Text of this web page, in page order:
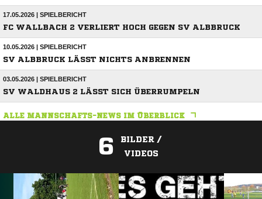
17.05.2026 | SPIELBERICHT
FC WALLBACH 2 VERLIERT HOCH GEGEN SV ALBBRUCK
10.05.2026 | SPIELBERICHT
SV ALBBRUCK LÄSST NICHTS ANBRENNEN
03.05.2026 | SPIELBERICHT
SV WALDHAUS 2 LÄSST SICH ÜBERRUMPELN
ALLE MANNSCHAFTS-NEWS IM ÜBERBLICK
6
BILDER /
VIDEOS